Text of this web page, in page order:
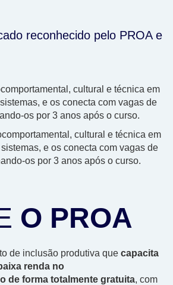
reconhecido pelo PROA e
O PROA
de inclusão produtiva que capacita
renda no
de forma totalmente gratuita, com